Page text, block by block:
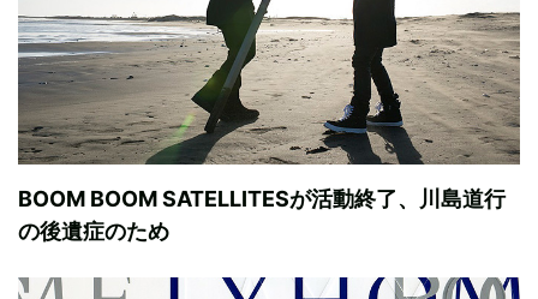
BOOM BOOM SATELLITESが活動終了、川島道行
の後遺症のため